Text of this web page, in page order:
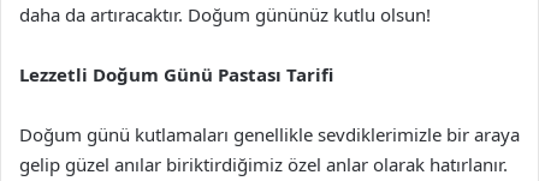
daha da artıracaktır. Doğum gününüz kutlu olsun!
Lezzetli Doğum Günü Pastası Tarifi
Doğum günü kutlamaları genellikle sevdiklerimizle bir araya
gelip güzel anılar biriktirdiğimiz özel anlar olarak hatırlanır.